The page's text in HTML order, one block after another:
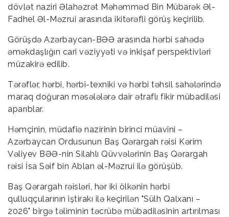
dövlət naziri Əlahəzrət Məhəmməd Bin Mübarək Əl-
Fadhel Əl-Məzrui arasında ikitərəfli görüş keçirilib.
Görüşdə Azərbaycan-BƏƏ arasında hərbi sahədə
əməkdaşlığın cari vəziyyəti və inkişaf perspektivləri
müzakirə edilib.
Tərəflər, hərbi, hərbi-texniki və hərbi təhsil sahələrində
maraq doğuran məsələlərə dair ətraflı fikir mübadiləsi
aparıblar.
Həmçinin, müdafiə nazirinin birinci müavini –
Azərbaycan Ordusunun Baş Qərargah rəisi Kərim
Vəliyev BƏƏ-nin Silahlı Qüvvələrinin Baş Qərargah
rəisi İsa Səif bin Ablan əl-Məzrui ilə görüşüb.
Baş Qərargah rəisləri, hər iki ölkənin hərbi
qulluqçularının iştirakı ilə keçirilən "Sülh Qalxanı –
2026" birgə təliminin təcrübə mübadiləsinin artırılması